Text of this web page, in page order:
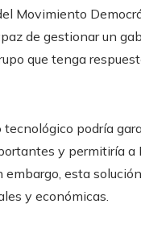
Movimiento
de gestionar un
que tenga
tecnológico podría
y permitiría a
esta
y económicas.